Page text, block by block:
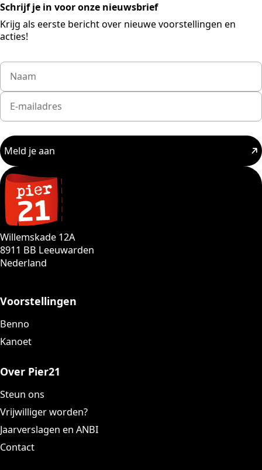
Schrijf je in voor onze nieuwsbrief
Krijg als eerste bericht over nieuwe voorstellingen en
acties!
Meld je aan
Willemskade 12A
8911 BB Leeuwarden
Nederland
Voorstellingen
Benno
Kanoet
Over Pier21
Steun ons
Vrijwilliger worden?
Jaarverslagen en ANBI
Contact